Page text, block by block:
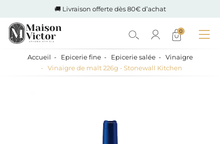
🚚 Livraison offerte dès 80€ d’achat
0
Accueil Epicerie fine Epicerie salée
Vinaigre
Vinaigre de malt 226g - Stonewall Kitchen